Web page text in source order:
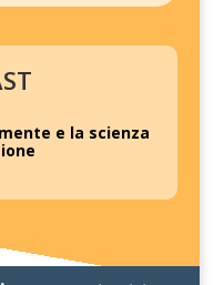
e la scienza